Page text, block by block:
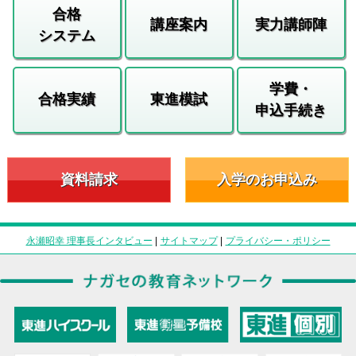
合格
システム
講座案内 実力講師陣
合格実績 東進模試
学費・
申込手続き
資料請求 入学のお申込み
永瀬昭幸 理事長インタビュー | サイトマップ| プライバシー・ポリシー